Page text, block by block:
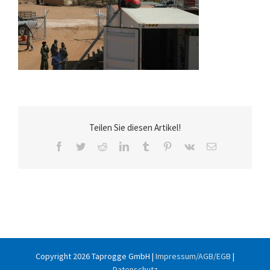
Teilen Sie diesen Artikel!
Facebook
TwitterRedditLinkedInTumblr Pinterest
Vk
E-
Copyright 2026 Taprogge GmbH | Impressum/AGB/EGB |